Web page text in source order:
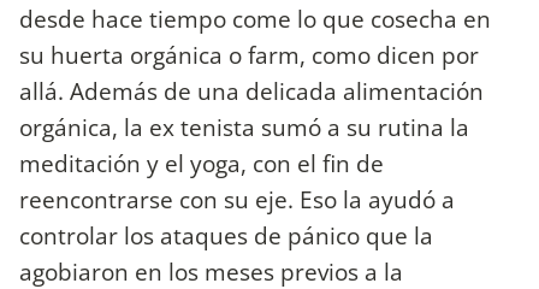
desde hace tiempo come lo que cosecha en
su huerta orgánica o farm, como dicen por
allá. Además de una delicada alimentación
orgánica, la ex tenista sumó a su rutina la
meditación y el yoga, con el fin de
reencontrarse con su eje. Eso la ayudó a
controlar los ataques de pánico que la
agobiaron en los meses previos a la